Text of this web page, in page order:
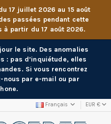
17 juillet 2026 au 15 août
passées pendant cette
à partir du 17 août 2026.
le site. Des anomalies
: pas d’inquiétude, elles
Si vous rencontrez
nous par e-mail ou par
Français EUR €